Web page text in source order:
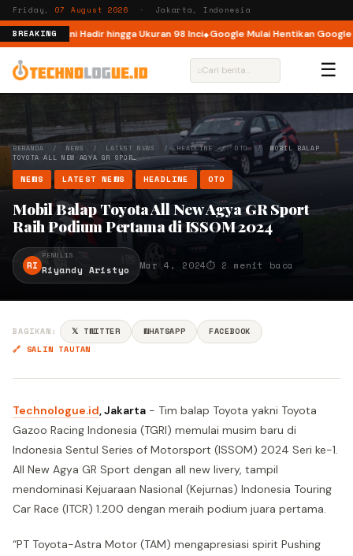
Friday, 07 August 2026 · Jakarta, Indonesia
BREAKINGKini Hadir hingga Ukuran 98 Inci Google Mulai Hentikan Google
⌕ ☰
BERANDA / NEWS / LATEST NEWS /HEADLINE /OTO/MOBIL BALAP
TOYOTA ALL NEW AGYA GR SPOR…
NEWS LATEST NEWS HEADLINE OTO
Mobil Balap Toyota All New Agya GR Sport
Raih Podium Pertama di ISSOM 2024
RI
PENULIS
Riyandy Aristyo Mar 4, 2024⏱ 2 menit baca
BAGIKAN: 𝕏 TWITTER WHATSAPP
FACEBOOK
🔗 SALIN TAUTAN
Technologue.id, Jakarta - Tim balap Toyota yakni Toyota
Gazoo Racing Indonesia (TGRI) memulai musim baru di
Indonesia Sentul Series of Motorsport (ISSOM) 2024 Seri ke-1.
All New Agya GR Sport dengan all new livery, tampil
mendominasi Kejuaraan Nasional (Kejurnas) Indonesia Touring
Car Race (ITCR) 1.200 dengan meraih podium juara pertama.
“PT Toyota-Astra Motor (TAM) mengapresiasi spirit Pushing